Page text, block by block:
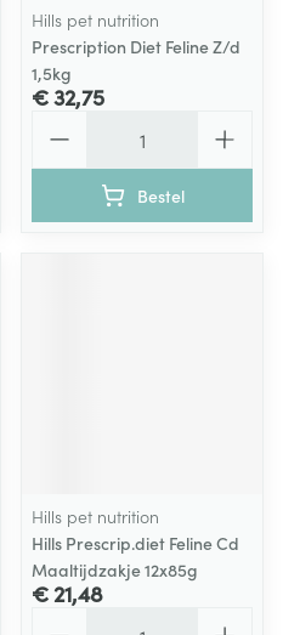
Hills pet nutrition
Prescription Diet Feline Z/d
1,5kg
€ 32,75
Bestel
Hills pet nutrition
Hills Prescrip.diet Feline Cd
Maaltijdzakje 12x85g
€ 21,48